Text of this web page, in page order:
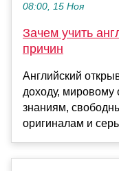
08:00, 15 Ноя
Зачем учить
причин
Английский
доходу,
знаниям,
оригиналам и